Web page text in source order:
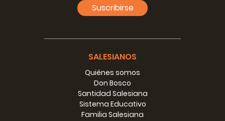
Suscribirse
SALESIANOS
Quiénes somos
Don Bosco
Santidad Salesiana
Sistema Educativo
Familia Salesiana